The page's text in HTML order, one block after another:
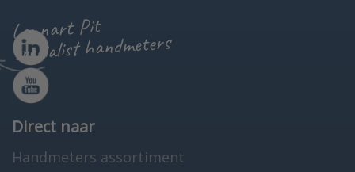
Lennart Pit
specialist handmeters
Direct naar
Handmeters assortiment